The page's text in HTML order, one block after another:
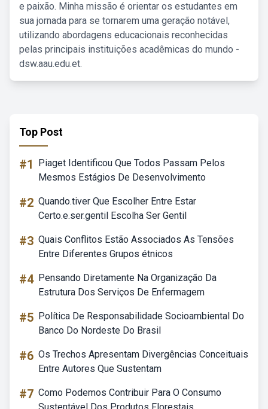
e paixão. Minha missão é orientar os estudantes em
sua jornada para se tornarem uma geração notável,
utilizando abordagens educacionais reconhecidas
pelas principais instituições acadêmicas do mundo -
dsw.aau.edu.et.
Top Post
#1
Piaget Identificou Que Todos Passam Pelos
Mesmos Estágios De Desenvolvimento
#2 Quando.tiver Que Escolher Entre Estar
Certo.e.ser.gentil Escolha Ser Gentil
#3 Quais Conflitos Estão Associados As Tensões
Entre Diferentes Grupos étnicos
#4 Pensando Diretamente Na Organização Da
Estrutura Dos Serviços De Enfermagem
#5 Política De Responsabilidade Socioambiental Do
Banco Do Nordeste Do Brasil
#6 Os Trechos Apresentam Divergências Conceituais
Entre Autores Que Sustentam
#7 Como Podemos Contribuir Para O Consumo